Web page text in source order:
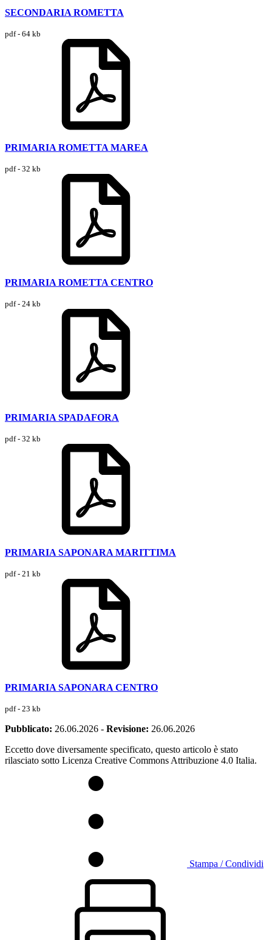
SECONDARIA ROMETTA
pdf - 64 kb
PRIMARIA ROMETTA MAREA
pdf - 32 kb
PRIMARIA ROMETTA CENTRO
pdf - 24 kb
PRIMARIA SPADAFORA
pdf - 32 kb
PRIMARIA SAPONARA MARITTIMA
pdf - 21 kb
PRIMARIA SAPONARA CENTRO
pdf - 23 kb
Pubblicato: 26.06.2026 - Revisione: 26.06.2026
Eccetto dove diversamente specificato, questo articolo è stato
rilasciato sotto Licenza Creative Commons Attribuzione 4.0 Italia.
Stampa / Condividi